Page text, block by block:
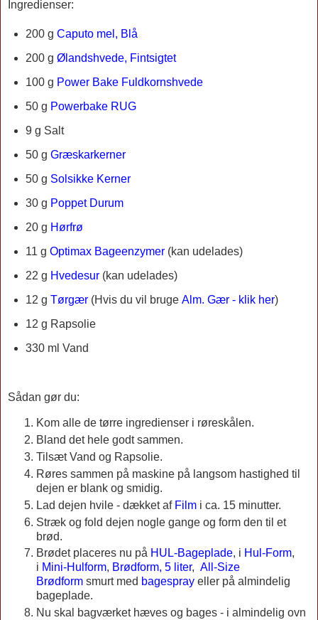
Ingredienser:
200 g Caputo mel, Blå
200 g Ølandshvede, Fintsigtet
100 g Power Bake Fuldkornshvede
50 g Powerbake RUG
9 g Salt
50 g Græskarkerner
50 g Solsikke Kerner
30 g Poppet Durum
20 g Hørfrø
11 g Optimax Bageenzymer (kan udelades)
22 g Hvedesur (kan udelades)
12 g Tørgær (Hvis du vil bruge Alm. Gær - klik her)
12 g Rapsolie
330 ml Vand
Sådan gør du:
Kom alle de tørre ingredienser i røreskålen.
Bland det hele godt sammen.
Tilsæt Vand og Rapsolie.
Røres sammen på maskine på langsom hastighed til
dejen er blank og smidig.
Lad dejen hvile - dækket af Film i ca. 15 minutter.
Stræk og fold dejen nogle gange og form den til et
brød.
Brødet placeres nu på HUL-Bageplade, i Hul-Form,
i Mini-Hulform, Brødform, 5 liter, All-Size
Brødform smurt med bagespray eller på almindelig
bageplade.
Nu skal bagværket hæves og bages - i almindelig ovn